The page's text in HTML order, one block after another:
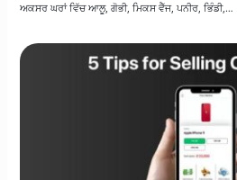
ਅਕਸਰ ਘਰਾਂ ਵਿੱਚ ਆਲੂ, ਗੋਭੀ, ਮਿਕਸ ਵੈੱਜ, ਪਨੀਰ, ਭਿੰਡੀ,…